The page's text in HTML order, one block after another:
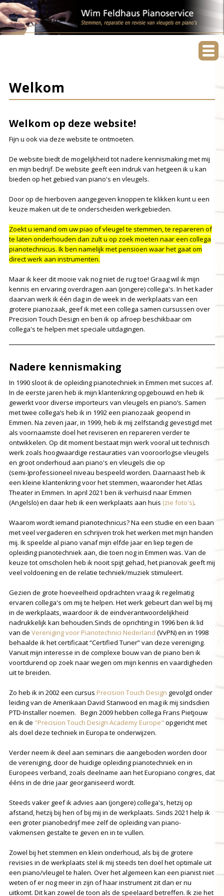
Welkom
Welkom op deze website!
Fijn u ook via deze website te ontmoeten.
De website biedt de mogelijkheid tot nadere kennismaking met mij
en mijn bedrijf. De website geeft een indruk van hetgeen ik u kan
bieden op het gebied van piano's en vleugels.
Door op de hierboven aangegeven knoppen te klikken kunt u een
keuze maken uit de te onderscheiden werkgebieden.
Zoekt u iemand om uw piao of vleugel te stemmen, te repareren of
te laten onderhouden dan zult u op zoek moeten naar een collega
pianotechnicus. Ik ben namelijk met pensioen waar het gaat om
direct werk aan instrumenten.
Maar ik keer dit mooie vak nog niet de rug toe! Graag wil ik mijn
kennis en ervaring overdragen aan (jongere) collega's. In het kader
daarvan werk ik één dag in de week in de werkplaats van een
grotere pianozaak, geef ik met een collega samen cursussen over
Precision Touch Design en ben ik op afroep beschikbaar om
collega's te helpen met speciale uitdagingen.
Nadere kennismaking
In 1990 sloot ik de opleiding pianotechniek in Emmen met succes af.
In de eerste jaren heb ik mijn klantenkring opgebouwd en heb ik
gewerkt voor diverse importeurs van vleugels en piano’s. Samen
met twee collega’s heb ik in 1992 een pianozaak geopend in
Emmen. Na zeven jaar, in 1999, heb ik mij zelfstandig gevestigd met
als voornaamste doel het reviseren en repareren verder te
ontwikkelen. Op dit moment bestaat mijn werk vooral uit technisch
werk zoals hoogwaardige restauraties van vooroorlogse vleugels
en groot onderhoud aan piano's en vleugels die op
(semi-)professioneel niveau bespeeld worden. Daarnaast heb ik
een kleine klantenkring voor het stemmen, waaronder het Atlas
Theater in Emmen. In april 2021 ben ik verhuisd naar Emmen
(Angelslo) en daar heb ik een werkplaats aan huis (zie foto's).
Waarom wordt iemand pianotechnicus? Na een studie en een baan
met veel vergaderen en schrijven trok het werken met mijn handen
mij. Ik speelde al piano vanaf mijn elfde jaar en liep tegen de
opleiding pianotechniek aan, die toen nog in Emmen was. Van de
keuze tot omscholen heb ik nooit spijt gehad, het pianovak geeft mij
veel voldoening en de relatie techniek/muziek stimuleert.
Gezien de grote hoeveelheid opdrachten vraag ik regelmatig
ervaren collega's om mij te helpen. Het werk gebeurt dan wel bij mij
in de werkplaats, waardoor ik de eindverantwoordelijkheid
nadrukkelijk kan behouden.Sinds de oprichting in 1996 ben ik lid
van de Vereniging voor Pianotechnici Nederland (VvPN) en in 1998
behaalde ik het certificaat “Certified Tuner” van deze vereniging.
Vanuit mijn interesse in de complexe bouw van de piano ben ik
voortdurend op zoek naar wegen om mijn kennis en vaardigheden
uit te breiden.
Zo heb ik in 2002 een cursus Precision Touch Design gevolgd onder
leiding van de Amerikaan David Stanwood en mag ik mij sindsdien
PTD-Installer noemen. Begin 2009 hebben collega Frans Pietjouw
en ik de "Precision Touch Design Academy Europe" opgericht met
als doel deze techniek in Europa te onderwijzen.
Verder neem ik deel aan seminars die aangeboden worden door
de vereniging, door de huidige opleiding pianotechniek en in
Europees verband, zoals deelname aan het Europiano congres, dat
ééns in de drie jaar georganiseerd wordt.
Steeds vaker geef ik advies aan (jongere) collega's, hetzij op
afstand, hetzij bij hen of bij mij in de werkplaats. Sinds 2021 help ik
een groter pianobedrijf mee zelf de opleiding van piano-
vakmensen gestalte te geven en in te vullen.
Zowel bij het stemmen en klein onderhoud, als bij de grotere
revisies in de werkplaats stel ik mij steeds ten doel het optimale uit
een piano/vleugel te halen. Over het algemeen kan een pianist niet
weten of er nog meer in zijn of haar instrument zit dan er nu
uitkomt. Dit kan zowel de toon als de speelaard betreffen. Ik zie het